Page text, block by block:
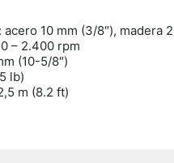
10 mm (3/8″), madera
– 2.400 rpm
(10-5/8″)
lb)
m (8.2 ft)